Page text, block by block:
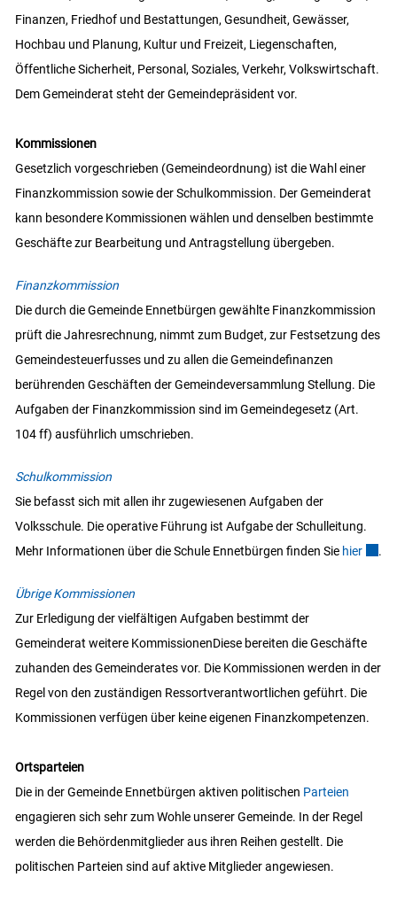
Finanzen, Friedhof und Bestattungen, Gesundheit, Gewässer,
Hochbau und Planung, Kultur und Freizeit, Liegenschaften,
Öffentliche Sicherheit, Personal, Soziales, Verkehr, Volkswirtschaft.
Dem Gemeinderat steht der Gemeindepräsident vor.
Kommissionen
Gesetzlich vorgeschrieben (Gemeindeordnung) ist die Wahl einer
Finanzkommission sowie der Schulkommission. Der Gemeinderat
kann besondere Kommissionen wählen und denselben bestimmte
Geschäfte zur Bearbeitung und Antragstellung übergeben.
Finanzkommission
Die durch die Gemeinde Ennetbürgen gewählte Finanzkommission
prüft die Jahresrechnung, nimmt zum Budget, zur Festsetzung des
Gemeindesteuerfusses und zu allen die Gemeindefinanzen
berührenden Geschäften der Gemeindeversammlung Stellung. Die
Aufgaben der Finanzkommission sind im Gemeindegesetz (Art.
104 ff) ausführlich umschrieben.
Schulkommission
Sie befasst sich mit allen ihr zugewiesenen Aufgaben der
Volksschule. Die operative Führung ist Aufgabe der Schulleitung.
Mehr Informationen über die Schule Ennetbürgen finden Sie hier .
Übrige Kommissionen
Zur Erledigung der vielfältigen Aufgaben bestimmt der
Gemeinderat weitere KommissionenDiese bereiten die Geschäfte
zuhanden des Gemeinderates vor. Die Kommissionen werden in der
Regel von den zuständigen Ressortverantwortlichen geführt. Die
Kommissionen verfügen über keine eigenen Finanzkompetenzen.
Ortsparteien
Die in der Gemeinde Ennetbürgen aktiven politischen Parteien
engagieren sich sehr zum Wohle unserer Gemeinde. In der Regel
werden die Behördenmitglieder aus ihren Reihen gestellt. Die
politischen Parteien sind auf aktive Mitglieder angewiesen.